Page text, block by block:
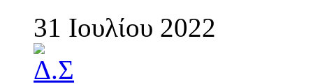
31 Ιουλίου 2022